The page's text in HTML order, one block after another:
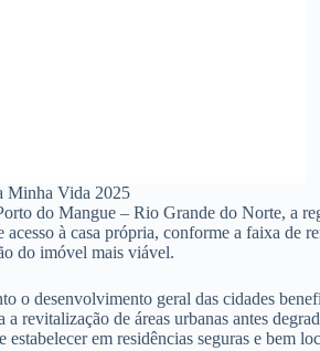
Minha Vida 2025
do Mangue – Rio Grande do Norte, a
à casa própria, conforme a faixa de
do imóvel mais viável.
desenvolvimento geral das cidades
revitalização de áreas urbanas antes
em residências seguras e bem